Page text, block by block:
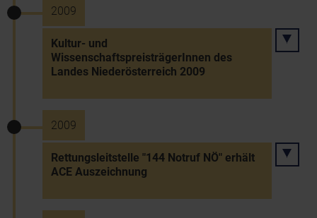
2009
Kultur- und
WissenschaftspreisträgerInnen des
Landes Niederösterreich 2009
2009
Rettungsleitstelle "144 Notruf NÖ" erhält
ACE Auszeichnung